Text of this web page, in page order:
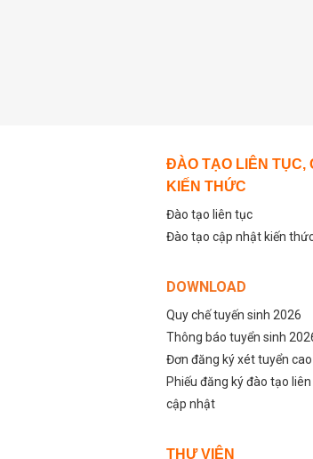
ĐÀO TẠO LIÊN TỤC,
KIẾN THỨC
Đào tạo liên tục
Đào tạo cập nhật kiến
DOWNLOAD
Quy chế tuyến sinh 2026
Thông báo tuyển sinh
Đơn đăng ký xét tuyển
Phiếu đăng ký đào tạo
cập nhật
THƯ VIỆN